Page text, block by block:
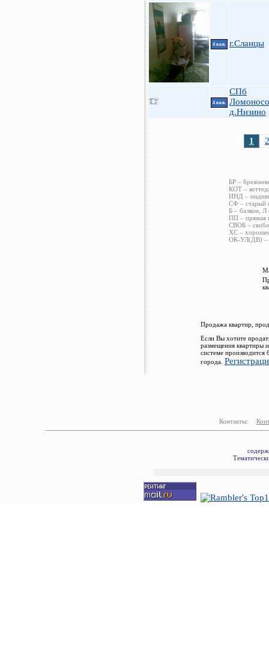
4 ккв. г.Сланцы
4 ккв.
СПб
д.Низино
1 2
БР –
КОТ –
ИНД –
СФ – старый
Б – балкон, Л
ПП – прямая
СВОБ –
ХС –
ОК-УЛ(ДВ) –
Продажа квартир,
Если Вы хотите
размещения квартиры
системе
города.
Контакты: